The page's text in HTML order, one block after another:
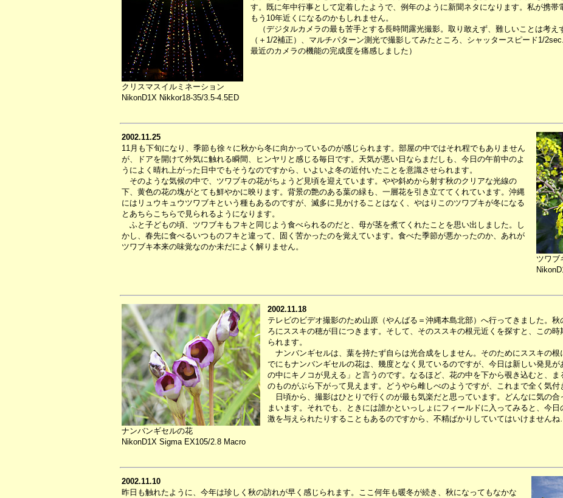
クリスマスイルミネーション
NikonD1X Nikkor18-35/3.5-4.5ED
す。既に年中行事として定着したようで、例年のように新聞ネタになります。私が携帯
もう10年近くになるのかもしれません。
（デジタルカメラの最も苦手とする長時間露光撮影。取り敢えず、難しいことは考え
（＋1/2補正）、マルチパターン測光で撮影してみたところ、シャッタースピード1/
最近のカメラの機能の完成度を痛感しました）
2002.11.25
11月も下旬になり、季節も徐々に秋から冬に向かっているのが感じられます。部屋の中ではそれ程でもありません
が、ドアを開けて外気に触れる瞬間、ヒンヤリと感じる毎日です。天気が悪い日ならまだしも、今日の午前中のよ
うによく晴れ上がった日中でもそうなのですから、いよいよ冬の近付いたことを意識させられます。
そのような気候の中で、ツワブキの花がちょうど見頃を迎えています。やや斜めから射す秋のクリアな光線の
下、黄色の花の塊がとても鮮やかに映ります。背景の艶のある葉の緑も、一層花を引き立ててくれています。沖縄
にはリュウキュウツワブキという種もあるのですが、滅多に見かけることはなく、やはりこのツワブキが冬になる
とあちらこちらで見られるようになります。
ふと子どもの頃、ツワブキもフキと同じよう食べられるのだと、母が茎を煮てくれたことを思い出しました。し
かし、春先に食べるいつものフキと違って、固く苦かったのを覚えています。食べた季節が悪かったのか、あれが
ツワブキ本来の味覚なのか未だによく解りません。
ツワブ
ナンバンギセルの花
NikonD1X Sigma EX105/2.8 Macro
2002.11.18
テレビのビデオ撮影のため山原（やんばる＝沖縄本島北部）へ行ってきました。
ろにススキの穂が目につきます。そして、そのススキの根元近くを探すと、この
られます。
ナンバンギセルは、葉を持たず自らは光合成をしません。そのためにススキの根
でにもナンバンギセルの花は、幾度となく見ているのですが、今日は新しい発見
の中にキノコが見える」と言うのです。なるほど、花の中を下から覗き込むと、
のものがぶら下がって見えます。どうやら雌しべのようですが、これまで全く気付
日頃から、撮影はひとりで行くのが最も気楽だと思っています。どんなに気の合
まいます。それでも、ときには誰かといっしょにフィールドに入ってみると、今
激を与えられたりすることもあるのですから、不精ばかりしていてはいけません
2002.11.10
昨日も触れたように、今年は珍しく秋の訪れが早く感じられます。ここ何年も暖冬が続き、秋になってもなかな